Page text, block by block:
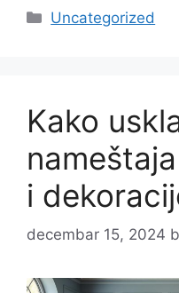
Categories
Uncategorized
Kako
i
decembar 15, 2024